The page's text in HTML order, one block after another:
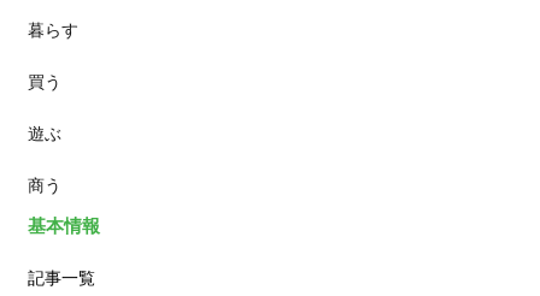
スイーツ
ランチ
カフェ
暮らす
買う
遊ぶ
商う
基本情報
記事一覧